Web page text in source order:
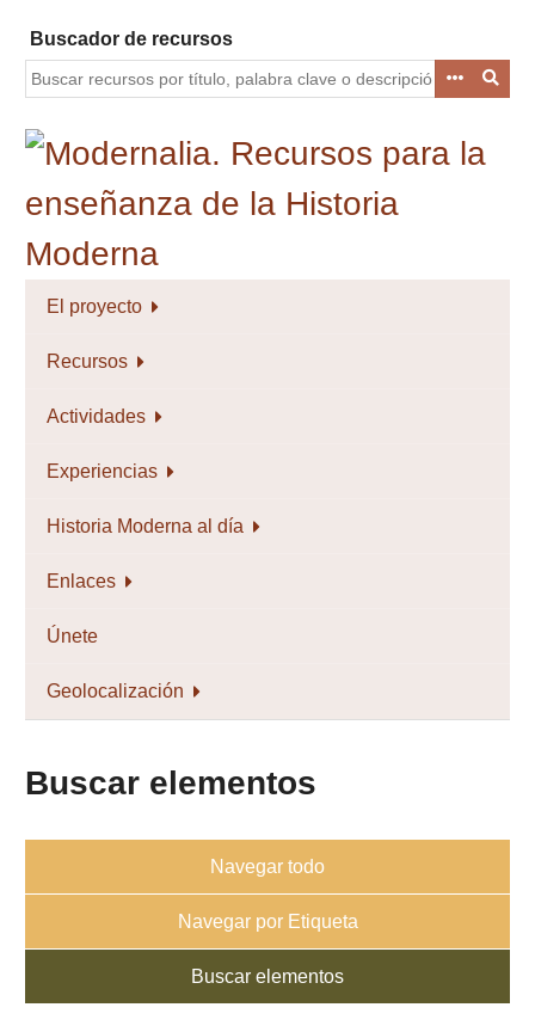
contenido
principal
Buscador de recursos
El proyecto
Recursos
Actividades
Experiencias
Historia Moderna al día
Enlaces
Únete
Geolocalización
Buscar elementos
Navegar todo
Navegar por Etiqueta
Buscar elementos